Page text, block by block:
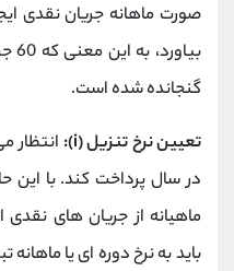
صورت ماهانه جریان نقدی
گنجانده شده است.
تعیین نرخ تنزیل (i):
در سال پرداخت کند. با این
ماهیانه از جریان های نقدی
باید به نرخ دوره ای یا